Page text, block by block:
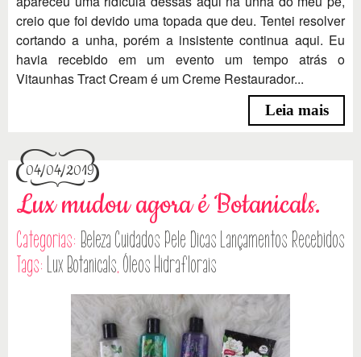
creio que foi devido uma topada que deu. Tentei resolver
cortando a unha, porém a insistente continua aqui. Eu
havia recebido em um evento um tempo atrás o
Vitaunhas Tract Cream é um Creme Restaurador...
Leia mais
04/04/2019
Lux mudou agora é Botanicals.
Categorias: Beleza Cuidados Pele Dicas Lançamentos Recebidos
Tags: Lux Botanicals, Óleos Hidraflorais